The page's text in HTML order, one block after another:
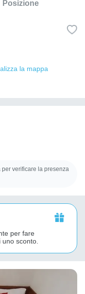
Posizione
la mappa
verificare la presenza
per fare
sconto.